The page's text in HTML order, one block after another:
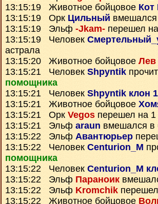
13:15:19 Животное бойцовое Кот
13:15:19 Орк Цильный вмешался
13:15:19 Эльф -Jkam- перешел
13:15:19 Человек
астрала
13:15:20 Животное бойцовое Лев
13:15:21 Человек Shpyntik
помощника
13:15:21 Человек Shpyntik клон 1
13:15:21 Животное бойцовое
13:15:21 Орк Vegos перешел на 1
13:15:21 Эльф araun вмешался в
13:15:22 Эльф Авантюрьер
13:15:22 Человек Centurion_M
помощника
13:15:22 Человек Centurion_M
13:15:22 Эльф Параноик
13:15:22 Эльф Kromchik
13:15:22 Животное бойцовое